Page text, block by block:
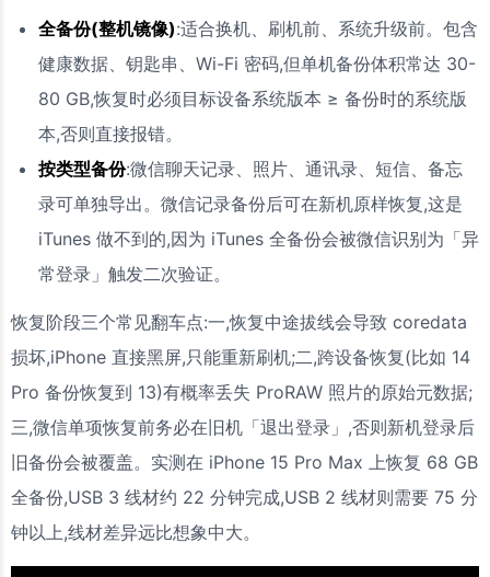
全备份(整机镜像):适合换机、刷机前、系统升级前。包含
健康数据、钥匙串、Wi-Fi 密码,但单机备份体积常达 30-
80 GB,恢复时必须目标设备系统版本 ≥ 备份时的系统版
本,否则直接报错。
按类型备份:微信聊天记录、照片、通讯录、短信、备忘
录可单独导出。微信记录备份后可在新机原样恢复,这是
iTunes 做不到的,因为 iTunes 全备份会被微信识别为「异
常登录」触发二次验证。
恢复阶段三个常见翻车点:一,恢复中途拔线会导致 coredata
损坏,iPhone 直接黑屏,只能重新刷机;二,跨设备恢复(比如 14
Pro 备份恢复到 13)有概率丢失 ProRAW 照片的原始元数据;
三,微信单项恢复前务必在旧机「退出登录」,否则新机登录后
旧备份会被覆盖。实测在 iPhone 15 Pro Max 上恢复 68 GB
全备份,USB 3 线材约 22 分钟完成,USB 2 线材则需要 75 分
钟以上,线材差异远比想象中大。